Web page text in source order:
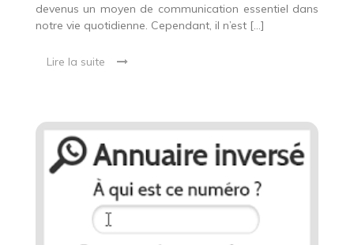
devenus un moyen de communication essentiel dans
notre vie quotidienne. Cependant, il n’est […]
Lire la suite